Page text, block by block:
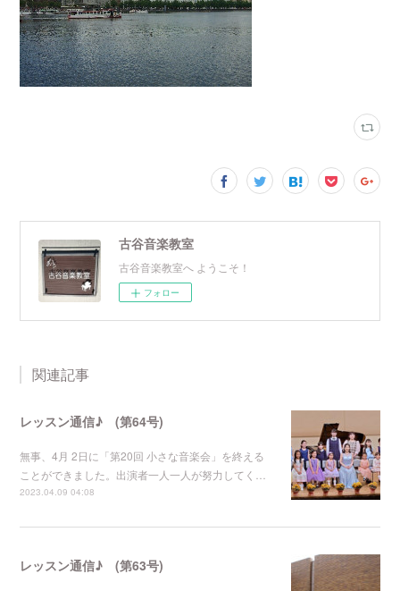
古谷音楽教室
古谷音楽教室へ ようこそ！
フォロー
関連記事
レッスン通信♪ (第64号)
無事、4月 2日に「第20回 小さな音楽会」を終える
ことができました。出演者一人一人が努力してく…
2023.04.09 04:08
レッスン通信♪ (第63号)